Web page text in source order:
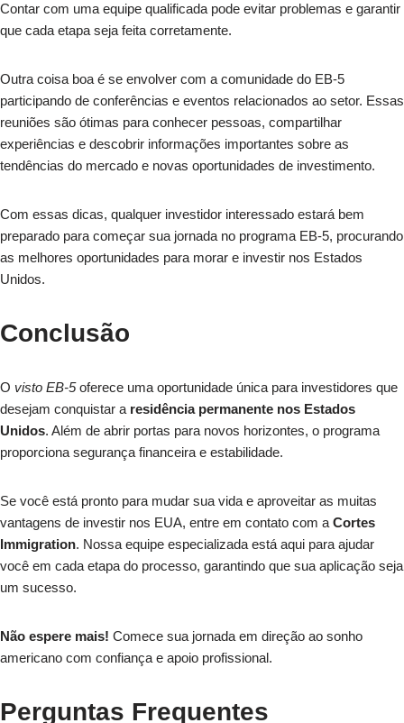
Contar com uma equipe qualificada pode evitar problemas e garantir
que cada etapa seja feita corretamente.
Outra coisa boa é se envolver com a comunidade do EB-5
participando de conferências e eventos relacionados ao setor. Essas
reuniões são ótimas para conhecer pessoas, compartilhar
experiências e descobrir informações importantes sobre as
tendências do mercado e novas oportunidades de investimento.
Com essas dicas, qualquer investidor interessado estará bem
preparado para começar sua jornada no programa EB-5, procurando
as melhores oportunidades para morar e investir nos Estados
Unidos.
Conclusão
O visto EB-5oferece uma oportunidade única para investidores que
desejam conquistar a residência permanente nos Estados
Unidos. Além de abrir portas para novos horizontes, o programa
proporciona segurança financeira e estabilidade.
Se você está pronto para mudar sua vida e aproveitar as muitas
vantagens de investir nos EUA, entre em contato com a Cortes
Immigration. Nossa equipe especializada está aqui para ajudar
você em cada etapa do processo, garantindo que sua aplicação seja
um sucesso.
Não espere mais! Comece sua jornada em direção ao sonho
americano com confiança e apoio profissional.
Perguntas Frequentes